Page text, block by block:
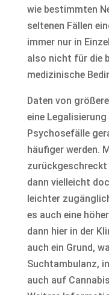
wie bestimmten
seltenen Fällen
immer nur in
also nicht für die
medizinische
Daten von
eine
Psychosefälle
häufiger werden.
zurückgeschreckt
dann vielleicht
leichter
es auch eine
dann hier in der
auch ein Grund,
Suchtambulanz,
auch auf